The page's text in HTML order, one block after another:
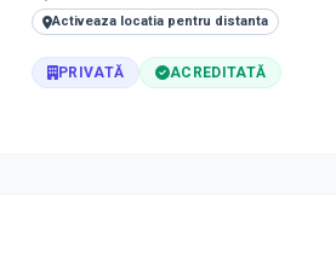
Activeaza locatia pentru distanta
PRIVATĂ ACREDITATĂ